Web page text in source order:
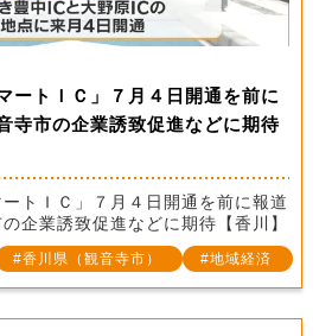
ートＩＣ」７月４日開通を前に
市の企業誘致促進などに期待
トＩＣ」７月４日開通を前に報道
企業誘致促進などに期待【香川】
香川県（観音寺市） 地域経済